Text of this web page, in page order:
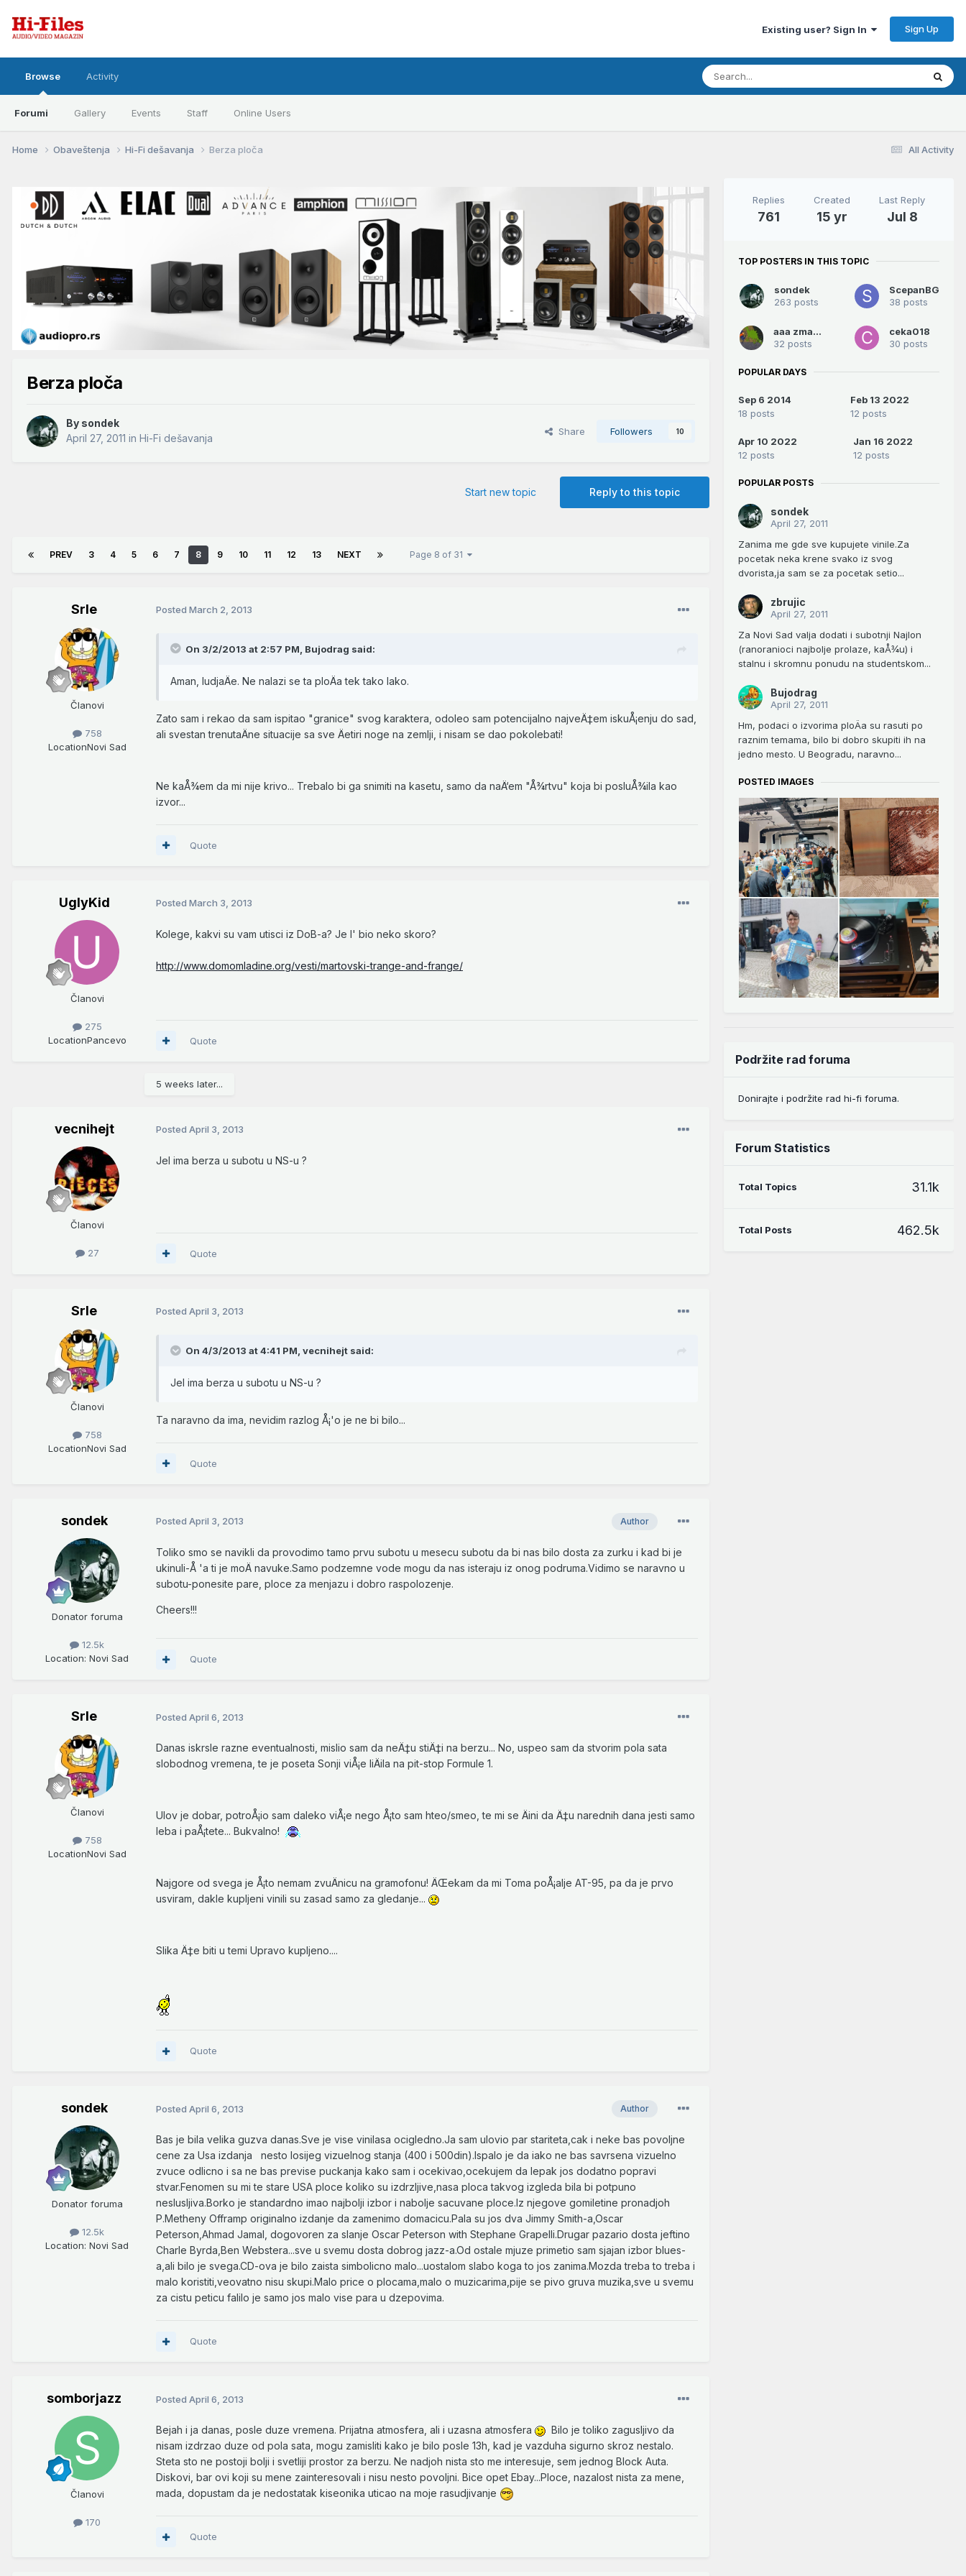
Existing user? Sign In Sign Up
Browse
Forumi Gallery Events Staff Online Users
Activity
All Activity
Home Obaveštenja Hi-Fi dešavanja Berza ploča
Berza ploča
By sondek
April 27, 2011 in Hi-Fi dešavanja
Share Followers 10
Reply to this topic
Start new topic
PREV 3 4 5 6 7 8 9 10 11 12 13 NEXT Page 8 of 31
Srle
Članovi
758
LocationNovi Sad
Posted March 2, 2013
On 3/2/2013 at 2:57 PM, Bujodrag said:
Aman, ludjaÄe. Ne nalazi se ta ploÄa tek tako lako.
Zato sam i rekao da sam ispitao "granice" svog karaktera, odoleo sam potencijalno najveÄ‡em iskuÅ¡enju do sad,
ali svestan trenutaÄne situacije sa sve Äetiri noge na zemlji, i nisam se dao pokolebati!
Ne kaÅ¾em da mi nije krivo... Trebalo bi ga snimiti na kasetu, samo da naÄ‘em "Å¾rtvu" koja bi posluÅ¾ila kao
izvor...
Quote
UglyKid
Članovi
275
LocationPancevo
Posted March 3, 2013
Kolege, kakvi su vam utisci iz DoB-a? Je l' bio neko skoro?
http://www.domomladine.org/vesti/martovski-trange-and-frange/
Quote
5 weeks later...
vecnihejt
Članovi
27
Posted April 3, 2013
Jel ima berza u subotu u NS-u ?
Quote
Srle
Članovi
758
LocationNovi Sad
Posted April 3, 2013
On 4/3/2013 at 4:41 PM, vecnihejt said:
Jel ima berza u subotu u NS-u ?
Ta naravno da ima, nevidim razlog Å¡'o je ne bi bilo...
Quote
sondek
Donator foruma
12.5k
Location: Novi Sad
Author
Posted April 3, 2013
Toliko smo se navikli da provodimo tamo prvu subotu u mesecu subotu da bi nas bilo dosta za zurku i kad bi je
ukinuli-Å 'a ti je moÄ navuke.Samo podzemne vode mogu da nas isteraju iz onog podruma.Vidimo se naravno u
subotu-ponesite pare, ploce za menjazu i dobro raspolozenje.
Cheers!!!
Quote
Srle
Članovi
758
LocationNovi Sad
Posted April 6, 2013
Danas iskrsle razne eventualnosti, mislio sam da neÄ‡u stiÄ‡i na berzu... No, uspeo sam da stvorim pola sata
slobodnog vremena, te je poseta Sonji viÅ¡e liÄila na pit-stop Formule 1.
Ulov je dobar, potroÅ¡io sam daleko viÅ¡e nego Å¡to sam hteo/smeo, te mi se Äini da Ä‡u narednih dana jesti samo
leba i paÅ¡tete... Bukvalno!
Najgore od svega je Å¡to nemam zvuÄnicu na gramofonu! ÄŒekam da mi Toma poÅ¡alje AT-95, pa da je prvo
usviram, dakle kupljeni vinili su zasad samo za gledanje...
Slika Ä‡e biti u temi Upravo kupljeno....
Quote
sondek
Donator foruma
12.5k
Location: Novi Sad
Author
Posted April 6, 2013
Bas je bila velika guzva danas.Sve je vise vinilasa ocigledno.Ja sam ulovio par stariteta,cak i neke bas povoljne
cene za Usa izdanja nesto losijeg vizuelnog stanja (400 i 500din).Ispalo je da iako ne bas savrsena vizuelno
zvuce odlicno i sa ne bas previse puckanja kako sam i ocekivao,ocekujem da lepak jos dodatno popravi
stvar.Fenomen su mi te stare USA ploce koliko su izdrzljive,nasa ploca takvog izgleda bila bi potpuno
neslusljiva.Borko je standardno imao najbolji izbor i nabolje sacuvane ploce.Iz njegove gomiletine pronadjoh
P.Metheny Offramp originalno izdanje da zamenimo domacicu.Pala su jos dva Jimmy Smith-a,Oscar
Peterson,Ahmad Jamal, dogovoren za slanje Oscar Peterson with Stephane Grapelli.Drugar pazario dosta jeftino
Charle Byrda,Ben Webstera...sve u svemu dosta dobrog jazz-a.Od ostale mjuze primetio sam sjajan izbor blues-
a,ali bilo je svega.CD-ova je bilo zaista simbolicno malo...uostalom slabo koga to jos zanima.Mozda treba to treba i
malo koristiti,veovatno nisu skupi.Malo price o plocama,malo o muzicarima,pije se pivo gruva muzika,sve u svemu
za cistu peticu falilo je samo jos malo vise para u dzepovima.
Quote
somborjazz
Članovi
170
Posted April 6, 2013
Bejah i ja danas, posle duze vremena. Prijatna atmosfera, ali i uzasna atmosfera
Bilo je toliko zagusljivo da
nisam izdrzao duze od pola sata, mogu zamisliti kako je bilo posle 13h, kad je vazduha sigurno skroz nestalo.
Steta sto ne postoji bolji i svetliji prostor za berzu. Ne nadjoh nista sto me interesuje, sem jednog Block Auta.
Diskovi, bar ovi koji su mene zainteresovali i nisu nesto povoljni. Bice opet Ebay...Ploce, nazalost nista za mene,
mada, dopustam da je nedostatak kiseonika uticao na moje rasudjivanje
Quote
Replies
761
Created
15 yr
Last Reply
Jul 8
TOP POSTERS IN THIS TOPIC
sondek
263 posts
ScepanBG
38 posts
aaa zmaju!
32 posts
ceka018
30 posts
POPULAR DAYS
Sep 6 2014
18 posts
Feb 13 2022
12 posts
Apr 10 2022
12 posts
Jan 16 2022
12 posts
POPULAR POSTS
sondek
April 27, 2011
Zanima me gde sve kupujete vinile.Za
pocetak neka krene svako iz svog
dvorista,ja sam se za pocetak setio...
zbrujic
April 27, 2011
Za Novi Sad valja dodati i subotnji Najlon
(ranoranioci najbolje prolaze, kaÅ¾u) i
stalnu i skromnu ponudu na studentskom...
Bujodrag
April 27, 2011
Hm, podaci o izvorima ploÄa su rasuti po
raznim temama, bilo bi dobro skupiti ih na
jedno mesto. U Beogradu, naravno...
POSTED IMAGES
Podržite rad foruma
Donirajte i podržite rad hi-fi foruma.
Forum Statistics
Total Topics 31.1k
Total Posts 462.5k